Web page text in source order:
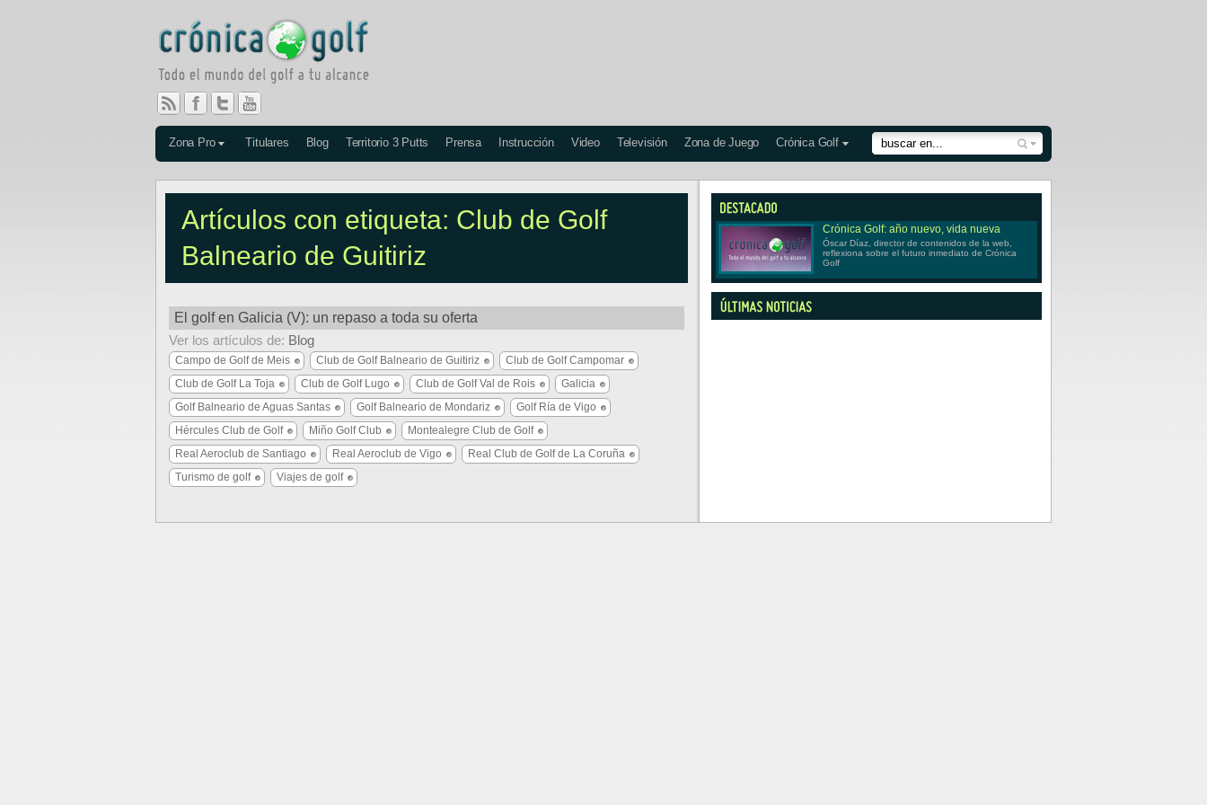
Zona Pro Titulares Blog Territorio 3 Putts Prensa Instrucción Video Televisión Zona de Juego Crónica Golf
Artículos con etiqueta: Club de Golf
Balneario de Guitiriz
El golf en Galicia (V): un repaso a toda su oferta
Ver los artículos de: Blog
Campo de Golf de Meis Club de Golf Balneario de Guitiriz
Club de Golf Campomar
Club de Golf La Toja
Club de Golf Lugo Club de Golf Val de Rois
Galicia
Golf Balneario de Aguas Santas
Golf Balneario de Mondariz
Golf Ría de Vigo
Hércules Club de Golf
Miño Golf Club
Montealegre Club de Golf
Real Aeroclub de Santiago
Real Aeroclub de Vigo
Real Club de Golf de La Coruña
Turismo de golf
Viajes de golf
Crónica Golf: año nuevo, vida nueva
Óscar Díaz, director de contenidos de la web,
reflexiona sobre el futuro inmediato de Crónica
Golf